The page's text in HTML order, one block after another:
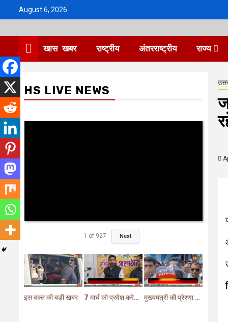
August 6, 2026
खास खबर राष्ट्रीय अंतरराष्ट्रीय राज्य
HS LIVE NEWS
1 of 927 Next
इस वक्त की बड़ी खबर 7 मार्च को प्रवेश करेगा मुर्शिदाबाद में बीजेपी का परिवर्तन यात्रा रथ मुख्यमंत्री की प्रेरणा से दो महत्वपूर्ण योजनाओं का हुआ शिलान्यास